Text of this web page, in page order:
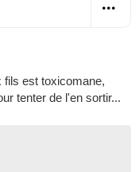
fils est toxicomane,
tenter de l'en sortir...